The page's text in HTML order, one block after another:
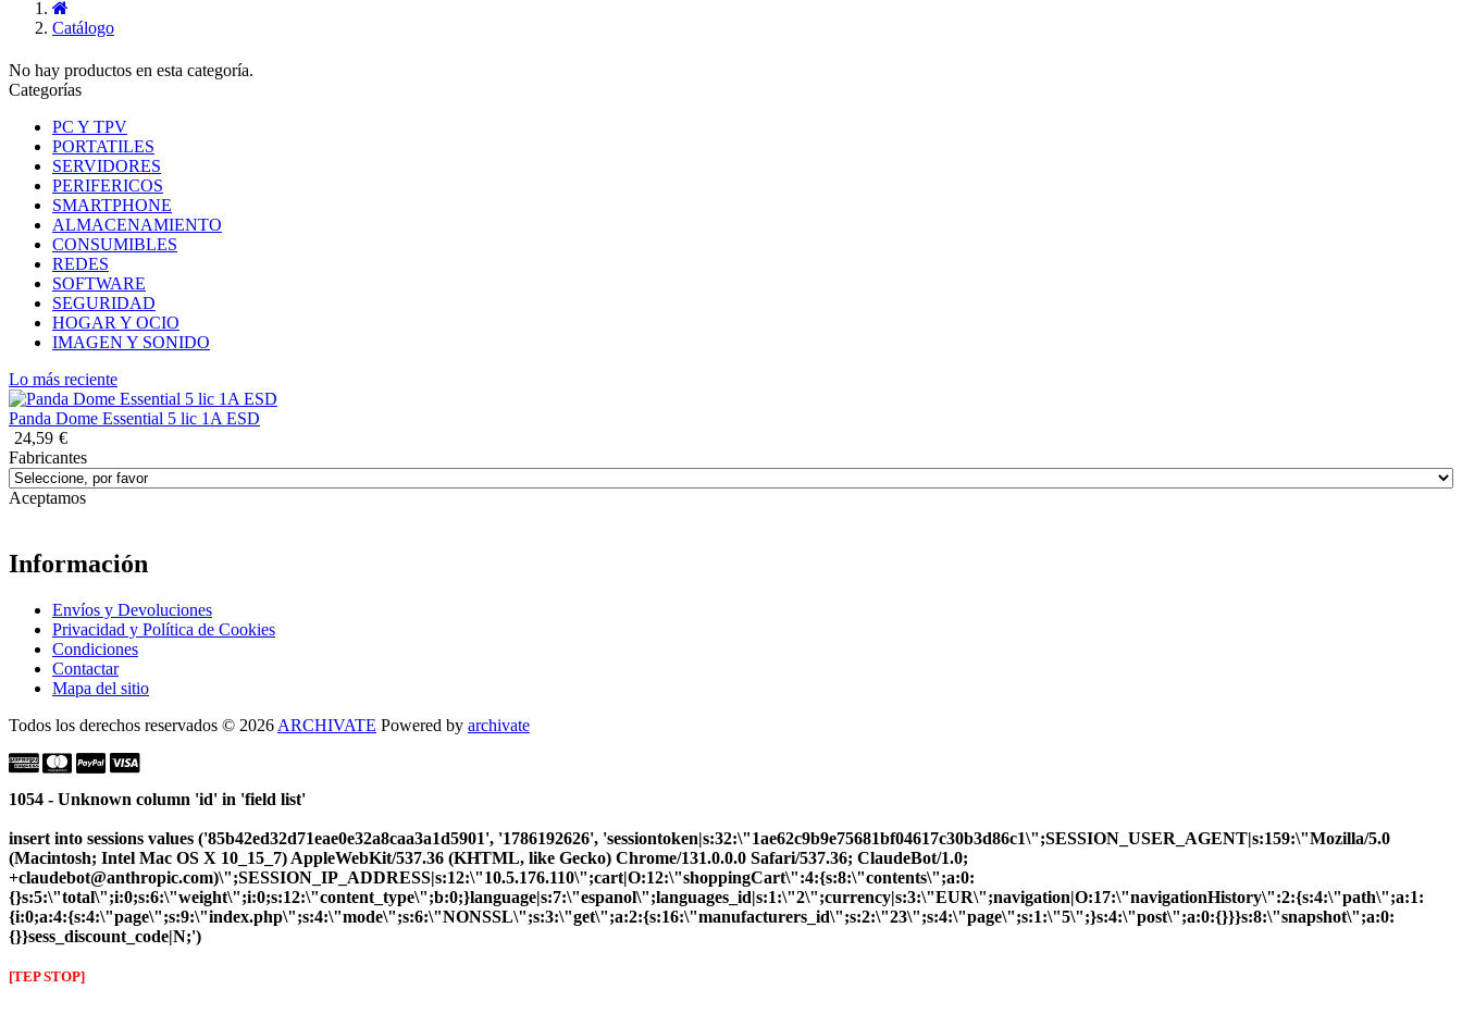
Catálogo
No hay productos en esta categoría.
Categorías
PC Y TPV
PORTATILES
SERVIDORES
PERIFERICOS
SMARTPHONE
ALMACENAMIENTO
CONSUMIBLES
REDES
SOFTWARE
SEGURIDAD
HOGAR Y OCIO
IMAGEN Y SONIDO
Lo más reciente
Panda Dome Essential 5 lic 1A ESD
24,59 €
Fabricantes
Aceptamos
Información
Envíos y Devoluciones
Privacidad y Política de Cookies
Condiciones
Contactar
Mapa del sitio
Todos los derechos reservados © 2026 ARCHIVATE Powered by archivate
1054 - Unknown column 'id' in 'field list'
insert into sessions values ('85b42ed32d71eae0e32a8caa3a1d5901', '1786192626', 'sessiontoken|s:32:\"1ae62c9b9e75681bf04617c30b3d86c1\";SESSION_USER_AGENT|s:159:\"Mozilla/5.0
(Macintosh; Intel Mac OS X 10_15_7) AppleWebKit/537.36 (KHTML, like Gecko) Chrome/131.0.0.0 Safari/537.36; ClaudeBot/1.0;
+claudebot@anthropic.com)\";SESSION_IP_ADDRESS|s:12:\"10.5.176.110\";cart|O:12:\"shoppingCart\":4:{s:8:\"contents\";a:0:
{}s:5:\"total\";i:0;s:6:\"weight\";i:0;s:12:\"content_type\";b:0;}language|s:7:\"espanol\";languages_id|s:1:\"2\";currency|s:3:\"EUR\";navigation|O:17:\"navigationHistory\":2:{s:4:\"path\";a:1:
{i:0;a:4:{s:4:\"page\";s:9:\"index.php\";s:4:\"mode\";s:6:\"NONSSL\";s:3:\"get\";a:2:{s:16:\"manufacturers_id\";s:2:\"23\";s:4:\"page\";s:1:\"5\";}s:4:\"post\";a:0:{}}}s:8:\"snapshot\";a:0:
{}}sess_discount_code|N;')
[TEP STOP]